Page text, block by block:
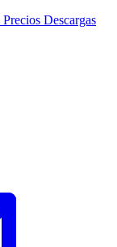
Precios Descargas